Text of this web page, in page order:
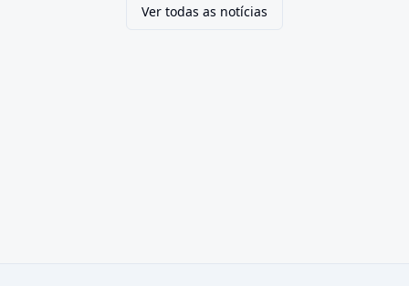
Ver todas as notícias